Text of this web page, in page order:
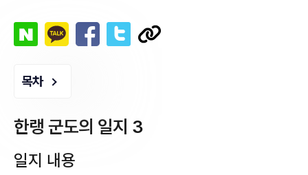
목차
한랭 군도의 일지 3
일지 내용